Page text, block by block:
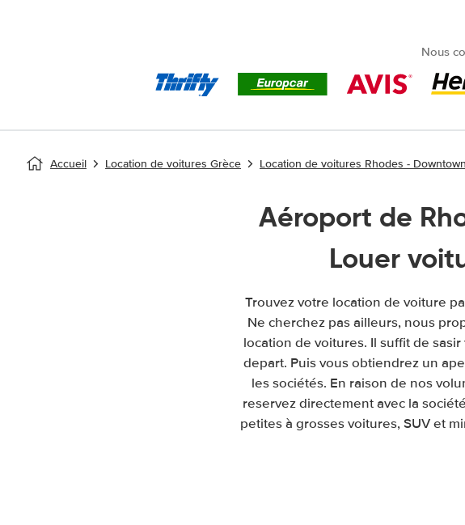
Nous
Accueil Location de voitures Grèce Location de voitures Rhodes - Downtown
Aéroport de
Louer
Trouvez votre location de voiture
Ne cherchez pas ailleurs, nous
location de voitures. Il suffit de
depart. Puis vous obtiendrez un
les sociétés. En raison de nos
reservez directement avec la
petites à grosses voitures, SUV et